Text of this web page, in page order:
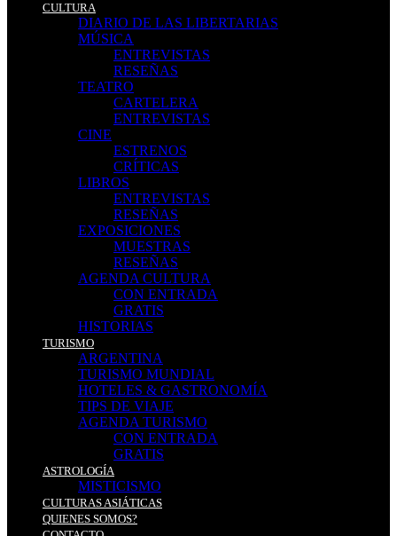
CULTURA
DIARIO DE LAS LIBERTARIAS
MÚSICA
ENTREVISTAS
RESEÑAS
TEATRO
CARTELERA
ENTREVISTAS
CINE
ESTRENOS
CRÍTICAS
LIBROS
ENTREVISTAS
RESEÑAS
EXPOSICIONES
MUESTRAS
RESEÑAS
AGENDA CULTURA
CON ENTRADA
GRATIS
HISTORIAS
TURISMO
ARGENTINA
TURISMO MUNDIAL
HOTELES & GASTRONOMÍA
TIPS DE VIAJE
AGENDA TURISMO
CON ENTRADA
GRATIS
ASTROLOGÍA
MISTICISMO
CULTURAS ASIÁTICAS
QUIENES SOMOS?